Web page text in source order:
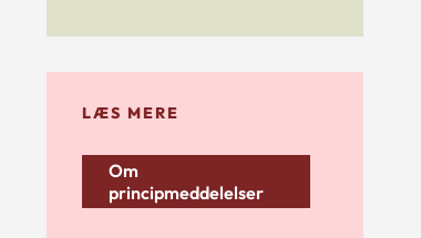
LÆS MERE
Om
principmeddelelser